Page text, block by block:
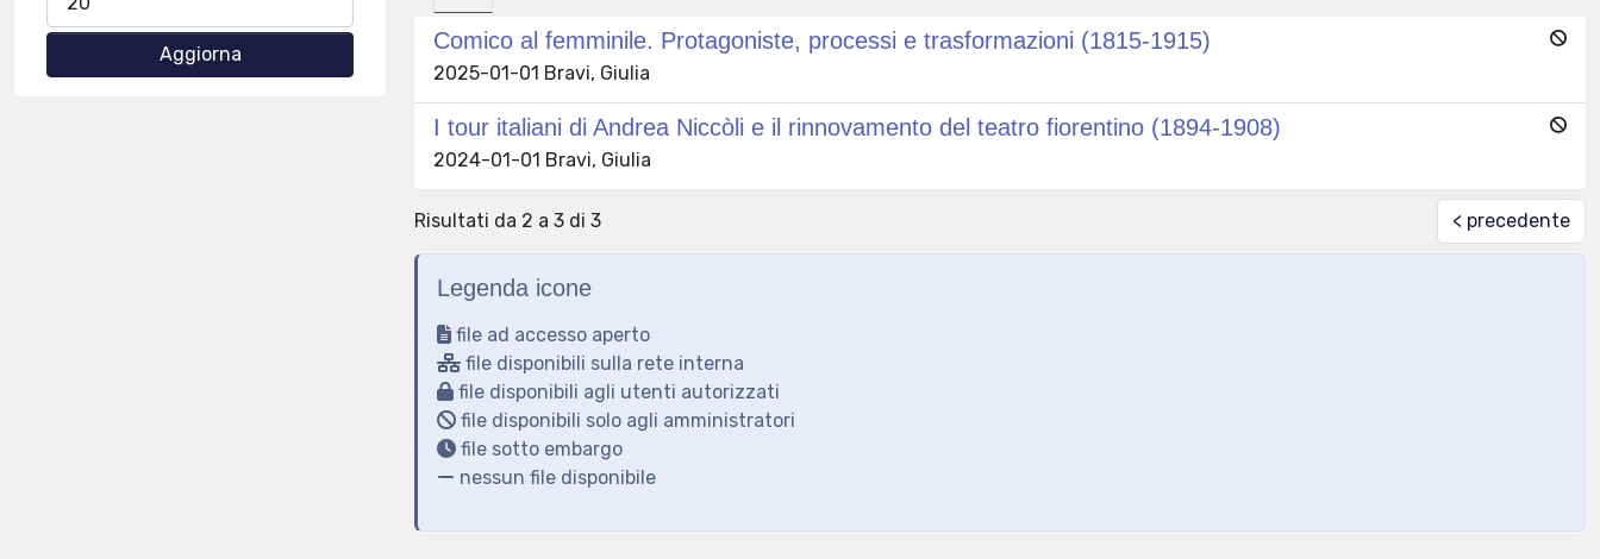
Comico al femminile. Protagoniste, processi e trasformazioni (1815-1915)
2025-01-01 Bravi, Giulia
I tour italiani di Andrea Niccòli e il rinnovamento del teatro fiorentino (1894-1908)
2024-01-01 Bravi, Giulia
Risultati da 2 a 3 di 3 < precedente
Legenda icone
file ad accesso aperto
file disponibili sulla rete interna
file disponibili agli utenti autorizzati
file disponibili solo agli amministratori
file sotto embargo
nessun file disponibile